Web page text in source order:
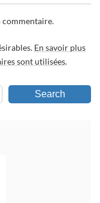
En savoir plus
sont utilisées.
Search